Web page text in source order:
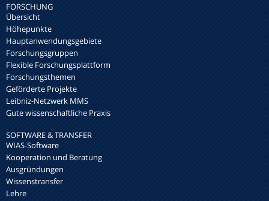
FORSCHUNG
Übersicht
Höhepunkte
Hauptanwendungsgebiete
Forschungsgruppen
Flexible Forschungsplattform
Forschungsthemen
Geförderte Projekte
Leibniz-Netzwerk MMS
Gute wissenschaftliche Praxis
SOFTWARE & TRANSFER
WIAS-Software
Kooperation und Beratung
Ausgründungen
Wissenstransfer
Lehre